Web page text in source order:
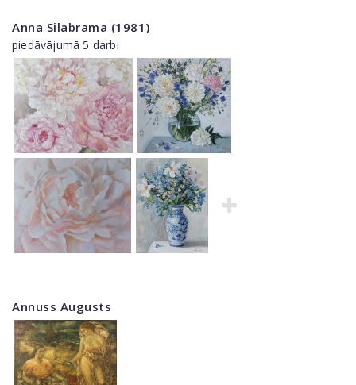
Anna Silabrama (1981)
piedāvājumā 5 darbi
Annuss Augusts